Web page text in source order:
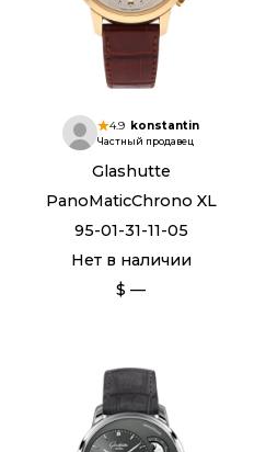
4.9 konstantin
Частный продавец
Glashutte
PanoMaticChrono XL
95-01-31-11-05
Нет в наличии
$ —